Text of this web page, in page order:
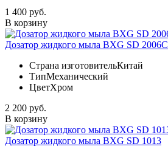
1 400 руб.
В корзину
Дозатор жидкого мыла BXG SD 2006C
Страна изготовительКитай
ТипМеханический
ЦветХром
2 200 руб.
В корзину
Дозатор жидкого мыла BXG SD 1013